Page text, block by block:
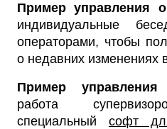
Пример управления
индивидуальные
операторами, чтобы
о недавних изменениях
Пример
работа
специальный софт